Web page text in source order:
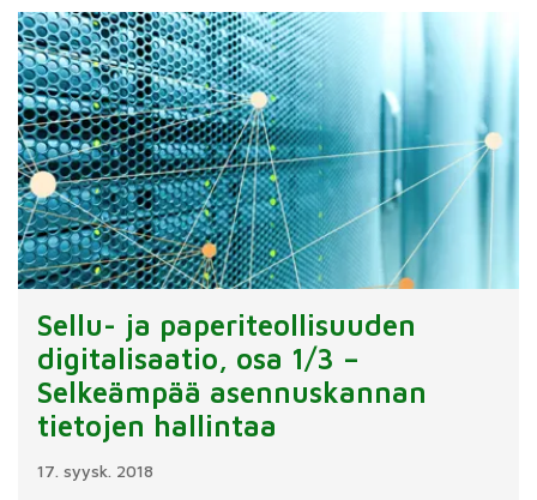
Sellu- ja paperiteollisuuden
digitalisaatio, osa 1/3 –
Selkeämpää asennuskannan
tietojen hallintaa
17. syysk. 2018